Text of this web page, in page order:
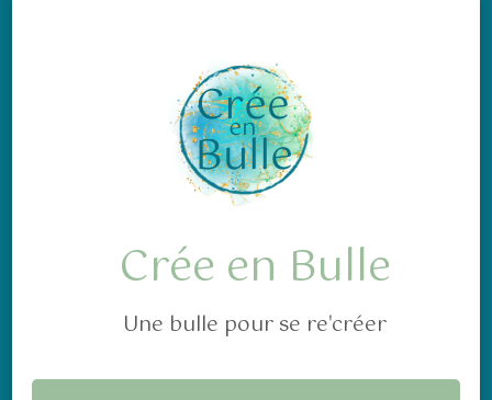
Crée en Bulle
Une bulle pour se re'créer